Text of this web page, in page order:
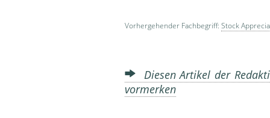
Vorhergehender Fachbegriff: Stock
Diesen Artikel der
vormerken